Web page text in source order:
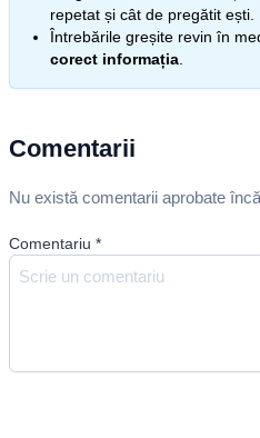
repetat și cât de pregătit ești.
Întrebările greșite revin în
corect informația
Comentarii
Nu există comentarii aprobate
Comentariu *